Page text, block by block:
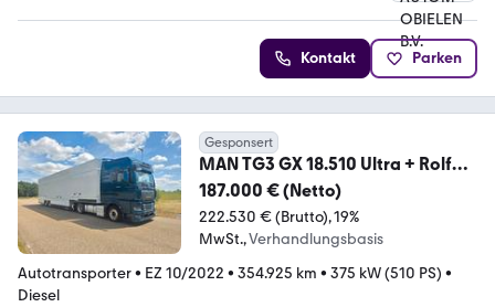
Kontakt Parken
Gesponsert
MAN TG3 GX 18.510 Ultra + Rolfo
121, 6 cars
187.000 € (Netto)
222.530 € (Brutto) 19%
MwSt. Verhandlungsbasis
Autotransporter• EZ 10/2022 • 354.925 km • 375 kW (510 PS) •
Diesel